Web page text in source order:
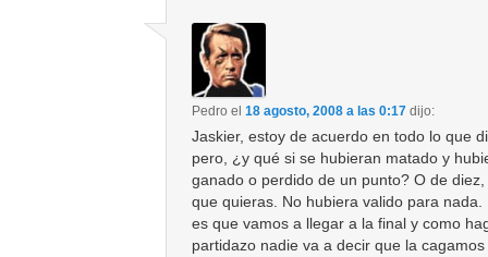
Pedro el18 agosto, 2008 a las 0:17 dijo:
Jaskier, estoy de acuerdo en todo lo que
pero, ¿y qué si se hubieran matado y
ganado o perdido de un punto? O de
que quieras. No hubiera valido para nada.
es que vamos a llegar a la final y como
partidazo nadie va a decir que la